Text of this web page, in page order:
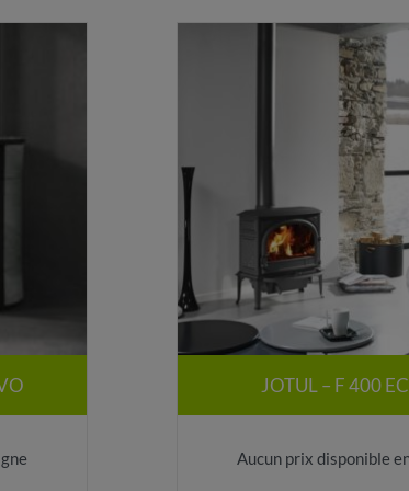
JOTUL – F 400
Aucun prix disponible